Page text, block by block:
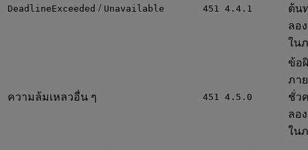
DeadlineExceeded / Unavailable 451 4.4.1
ต้น
ลอ
ใน
ความล้มเหลวอื่น ๆ 451 4.5.0
ข้อ
ภา
ชั่ว
ลอ
ใน